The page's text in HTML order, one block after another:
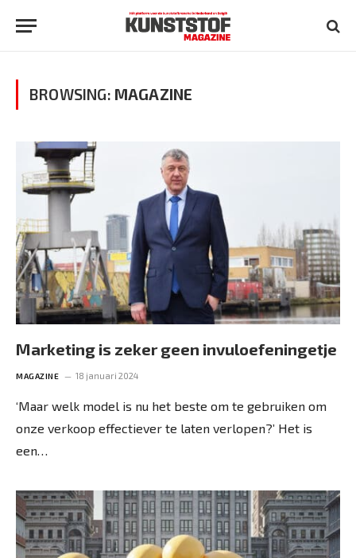
BROWSING: MAGAZINE
Marketing is zeker geen invuloefeningetje
MAGAZINE 18 januari 2024
‘Maar welk model is nu het beste om te gebruiken om
onze verkoop effectiever te laten verlopen?’ Het is
een…